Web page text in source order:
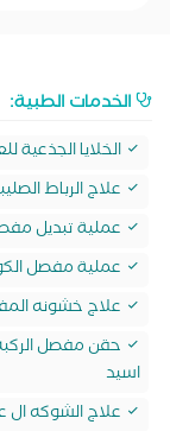
الخدمات الطبية:
الخلايا الجذعية
علاج الرباط
عملية تبديل
عملية مفصل
علاج خشونه
حقن مفصل الركبه
اسيد
علاج الشوكه